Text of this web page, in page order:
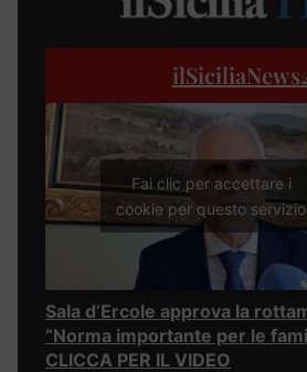
ilSiciliaNews
Fai clic per accettare i
cookie per questo servizio
Sala d’Ercole approva la
“Norma importante per le
CLICCA PER IL VIDEO